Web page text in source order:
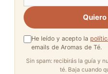
He leído y acepto la
emails de Aromas de Té.
Sin spam: recibirás la guía y
té. Baja cuando